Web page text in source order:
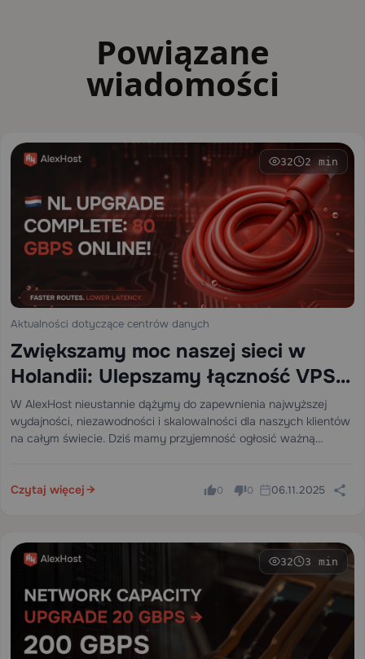
Powiązane
wiadomości
32 2 min
Aktualności dotyczące centrów danych
Zwiększamy moc naszej sieci w
Holandii: Ulepszamy łączność VPS
do 80 Gbps! 🇳🇱
W AlexHost nieustannie dążymy do zapewnienia najwyższej
wydajności, niezawodności i skalowalności dla naszych klientów
na całym świecie. Dziś mamy przyjemność ogłosić ważną
łączną przepustowość sieci 80…
Czytaj więcej 0 0 06.11.2025
32 3 min